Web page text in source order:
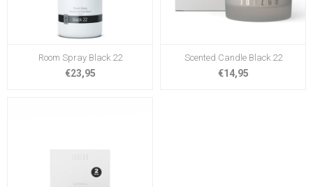
Room Spray Black 22
€23,95
Scented Candle Black 22
€14,95